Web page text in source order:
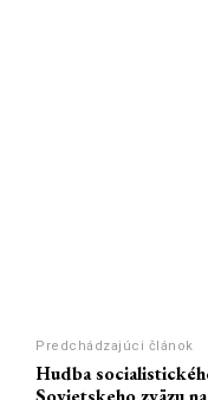
Predchádzajúci článok
Hudba